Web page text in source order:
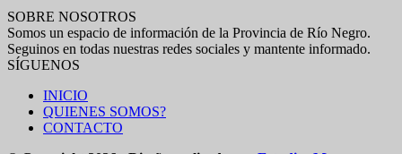
SOBRE NOSOTROS
Somos un espacio de información de la Provincia de Río Negro.
Seguinos en todas nuestras redes sociales y mantente informado.
SÍGUENOS
INICIO
QUIENES SOMOS?
CONTACTO